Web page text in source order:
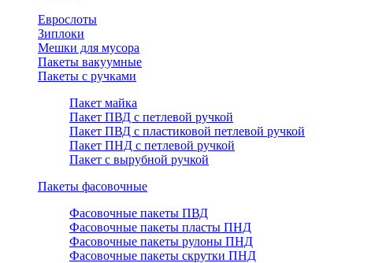
Еврослоты
Зиплоки
Мешки для мусора
Пакеты вакуумные
Пакеты с ручками
Пакет майка
Пакет ПВД с петлевой ручкой
Пакет ПВД с пластиковой петлевой ручкой
Пакет ПНД с петлевой ручкой
Пакет с вырубной ручкой
Пакеты фасовочные
Фасовочные пакеты ПВД
Фасовочные пакеты пласты ПНД
Фасовочные пакеты рулоны ПНД
Фасовочные пакеты скрутки ПНД